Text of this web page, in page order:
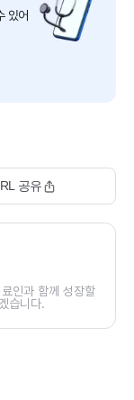
있어
공유
인과 함께 성장할
습니다.